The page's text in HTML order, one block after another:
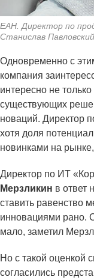
ЕАН. Директор по
Станислав Павловский
Одновременно с
компания
интересно не
существующих
новаций. Директор
хотя доля
новинками на
Директор по ИТ
Мерзликин в ответ
ставить равенство
инновациями рано.
мало, заметил
Но с такой оценкой
согласились